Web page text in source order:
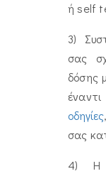
ή self
3)
σας
δόσης
οδηγίες
σας
4) Η